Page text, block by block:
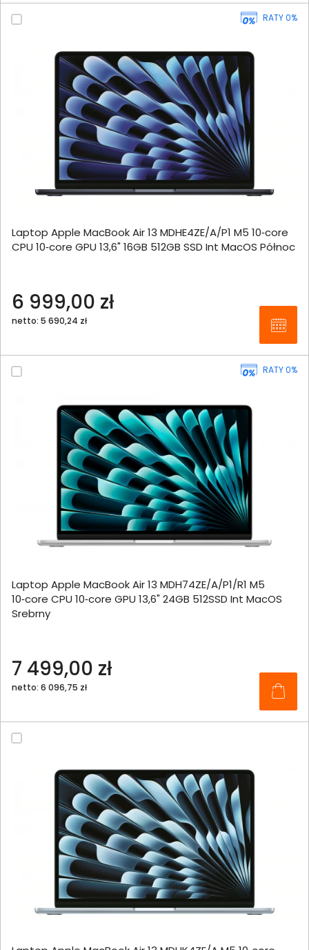
RATY 0%
Laptop Apple MacBook Air 13 MDHE4ZE/A/P1 M5 10‑core
CPU 10‑core GPU 13,6" 16GB 512GB SSD Int MacOS Północ
6 999,00 zł
netto: 5 690,24 zł
RATY 0%
Laptop Apple MacBook Air 13 MDH74ZE/A/P1/R1 M5
10‑core CPU 10‑core GPU 13,6" 24GB 512SSD Int MacOS
Srebrny
7 499,00 zł
netto: 6 096,75 zł